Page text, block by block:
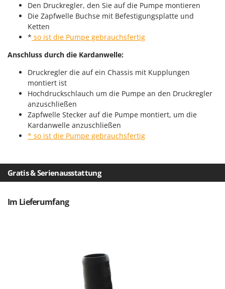
Wurstfüller
Zerstäuber
Zinkeneggen
Zubehör für Rasentraktoren
Lisam
Lotusgrill
M
M.A.I.BO.
Macom
Macte Ovens
Makita
MAMMAMIA
Marcato
Master
Mastercook
Den Druckregler, den Sie auf die Pumpe montieren
Die Zapfwelle Buchse mit Befestigungsplatte und
Ketten
* so ist die Pumpe gebrauchsfertig
Anschluss durch die Kardanwelle:
Druckregler die auf ein Chassis mit Kupplungen
montiert ist
Hochdruckschlauch um die Pumpe an den Druckregler
anzuschließen
Zapfwelle Stecker auf die Pumpe montiert, um die
Kardanwelle anzuschließen
* so ist die Pumpe gebrauchsfertig
Gratis & Serienausstattung
Im Lieferumfang